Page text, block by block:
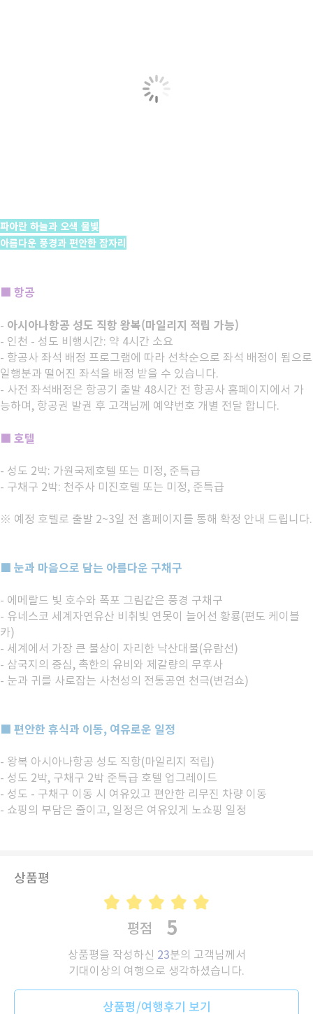
파아란 하늘과 오색 물빛
아름다운 풍경과 편안한 잠자리
■ 항공
- 아시아나항공 성도 직항 왕복(마일리지 적립 가능)
- 인천 - 성도 비행시간: 약 4시간 소요
- 항공사 좌석 배정 프로그램에 따라 선착순으로 좌석 배정이 됨으로
일행분과 떨어진 좌석을 배정 받을 수 있습니다.
- 사전 좌석배정은 항공기 출발 48시간 전 항공사 홈페이지에서 가
능하며, 항공권 발권 후 고객님께 예약번호 개별 전달 합니다.
■ 호텔
- 성도 2박: 가원국제호텔 또는 미정, 준특급
- 구채구 2박: 천주사 미진호텔 또는 미정, 준특급
※ 예정 호텔로 출발 2~3일 전 홈페이지를 통해 확정 안내 드립니다.
■ 눈과 마음으로 담는 아름다운 구채구
- 에메랄드 빛 호수와 폭포 그림같은 풍경 구채구
- 유네스코 세계자연유산 비취빛 연못이 늘어선 황룡(편도 케이블
카)
- 세계에서 가장 큰 불상이 자리한 낙산대불(유람선)
- 삼국지의 중심, 촉한의 유비와 제갈량의 무후사
- 눈과 귀를 사로잡는 사천성의 전통공연 천극(변검쇼)
■ 편안한 휴식과 이동, 여유로운 일정
- 왕복 아시아나항공 성도 직항(마일리지 적립)
- 성도 2박, 구채구 2박 준특급 호텔 업그레이드
- 성도 - 구채구 이동 시 여유있고 편안한 리무진 차량 이동
- 쇼핑의 부담은 줄이고, 일정은 여유있게 노쇼핑 일정
상품평
평점 5
상품평을 작성하신 23분의 고객님께서
기대이상의 여행으로 생각하셨습니다.
상품평/여행후기 보기